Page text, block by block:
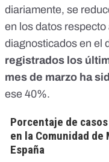
diariamente, se
en los datos
diagnosticados en el
registrados los
mes de marzo ha
ese 40%.